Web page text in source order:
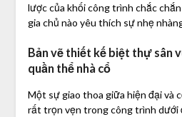
lược của khối công trình chắc
gia chủ nào yêu thích sự nhẹ
Bản vẽ thiết kế biệt thự sân
quần thể nhà cổ
Một sự giao thoa giữa hiện đại và
rất trọn vẹn trong công trình dưới